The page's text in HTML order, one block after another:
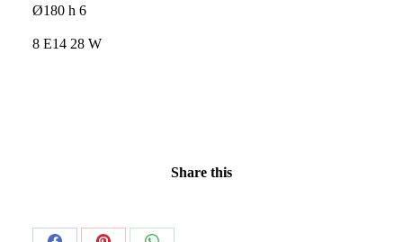
Ø180 h 6
8 E14 28 W
Share this